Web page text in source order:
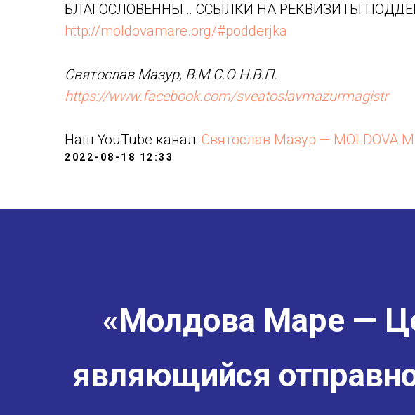
БЛАГОСЛОВЕННЫ… ССЫЛКИ НА РЕКВИЗИТЫ
http://moldovamare.org/#podderjka
Святослав Мазур, В.М.С.О.Н.В.П.
https://www.facebook.com/sveatoslavmazurmagistr
Наш YouTube канал: Святослав Мазур — MOLDOVA
2022-08-18 12:33
«Молдова Маре —
являющийся